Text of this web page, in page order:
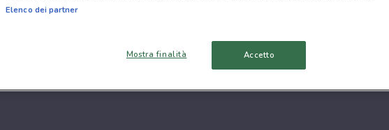
Elenco dei partner
Mostra finalità Accetto